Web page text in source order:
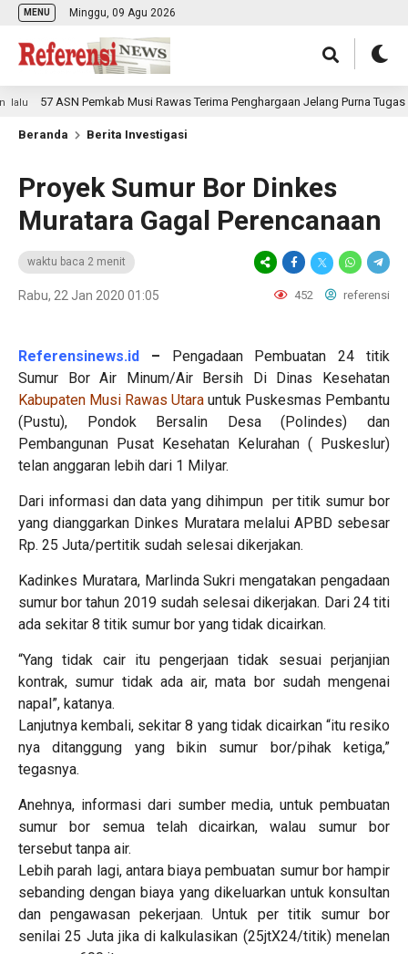
MENU Minggu, 09 Agu 2026
57 ASN Pemkab Musi Rawas Terima Penghargaan Jelang Purna Tugas
Beranda Berita Investigasi
Proyek Sumur Bor Dinkes
Muratara Gagal Perencanaan
waktu baca 2 menit
Rabu, 22 Jan 2020 01:05 452 referensi
Referensinews.id – Pengadaan Pembuatan 24 titik
Sumur Bor Air Minum/Air Bersih Di Dinas Kesehatan
Kabupaten Musi Rawas Utara untuk Puskesmas Pembantu
(Pustu), Pondok Bersalin Desa (Polindes) dan
Pembangunan Pusat Kesehatan Kelurahan ( Puskeslur)
telan anggaran lebih dari 1 Milyar.
Dari informasi dan data yang dihimpun per titik sumur bor
yang dianggarkan Dinkes Muratara melalui APBD sebesar
Rp. 25 Juta/pertitik sudah selesai dikerjakan.
Kadinkes Muratara, Marlinda Sukri mengatakan pengadaan
sumur bor tahun 2019 sudah selesai dikerjakan. Dari 24 titi
ada sekitar 8 titik sumur bor yang tidak dicairkan.
“Yang tidak cair itu pengerjaan tidak sesuai perjanjian
kontrak, sumur tidak ada air, mata bor sudah mengenai
napal”, katanya.
Lanjutnya kembali, sekitar 8 yang tidak dicairkan “itu resiko
nya ditanggung yang bikin sumur bor/pihak ketiga,”
tegasnya.
Anehnya, informasi dari sumber media, untuk pembuatan
sumur bor semua telah dicairkan, walau sumur bor
tersebut tanpa air.
Lebih parah lagi, antara biaya pembuatan sumur bor hampir
sebanding dengan biaya yang dikeluarkan untuk konsultan
dan pengawasan pekerjaan. Untuk per titik sumur bor
senilai 25 Juta jika di kalkulasikan (25jtX24/titik) menelan